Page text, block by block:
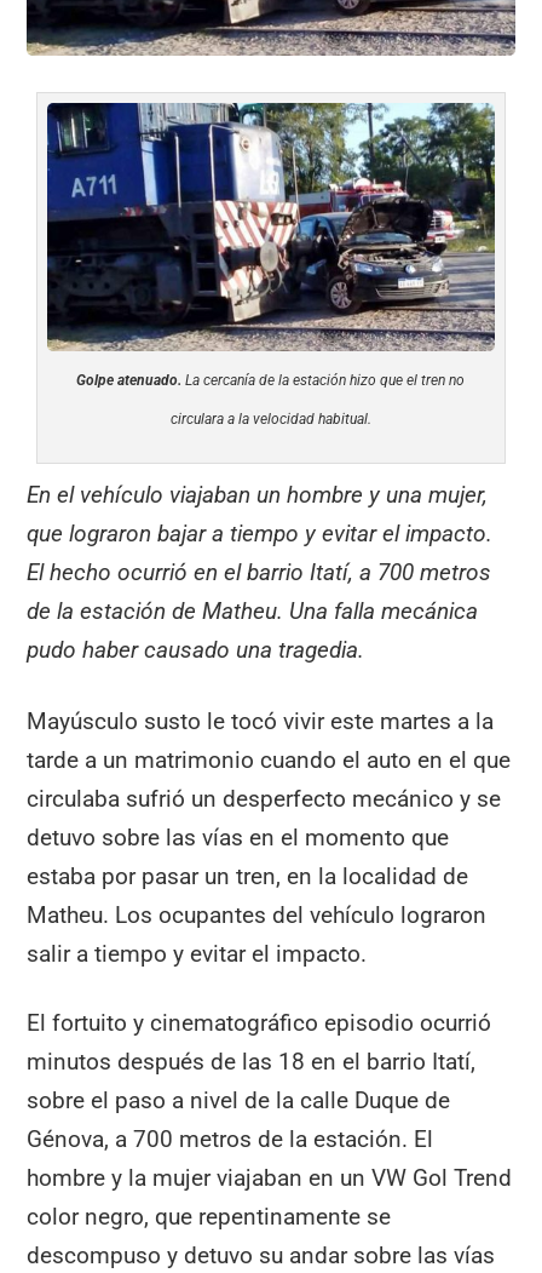
Golpe atenuado. La cercanía de la estación hizo que el tren no
circulara a la velocidad habitual.
En el vehículo viajaban un hombre y una mujer,
que lograron bajar a tiempo y evitar el impacto.
El hecho ocurrió en el barrio Itatí, a 700 metros
de la estación de Matheu. Una falla mecánica
pudo haber causado una tragedia.
Mayúsculo susto le tocó vivir este martes a la
tarde a un matrimonio cuando el auto en el que
circulaba sufrió un desperfecto mecánico y se
detuvo sobre las vías en el momento que
estaba por pasar un tren, en la localidad de
Matheu. Los ocupantes del vehículo lograron
salir a tiempo y evitar el impacto.
El fortuito y cinematográfico episodio ocurrió
minutos después de las 18 en el barrio Itatí,
sobre el paso a nivel de la calle Duque de
Génova, a 700 metros de la estación. El
hombre y la mujer viajaban en un VW Gol Trend
color negro, que repentinamente se
descompuso y detuvo su andar sobre las vías